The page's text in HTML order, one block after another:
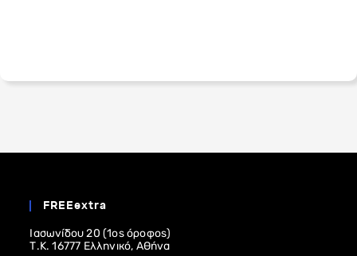
FREEextra
Ιασωνίδου 20 (1ος όροφος)
Τ.Κ. 16777 Ελληνικό, Αθήνα